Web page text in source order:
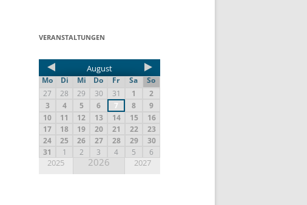
VERANSTALTUNGEN
August
Mo Di Mi Do Fr Sa
So
27
28 29 30 31 1
2
3
4 5 6 7 8
9
10
11 12 13 14 15
16
17
18 19 20 21 22
23
24
25 26 27 28 29
30
31
1 2 3 4 5 6
2025 2026 2027